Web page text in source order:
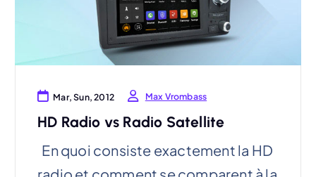
Mar, Sun, 2012 Max Vrombass
HD Radio vs Radio Satellite
En quoi consiste exactement la HD